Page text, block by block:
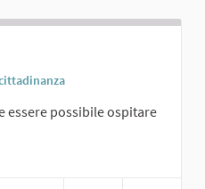
essere possibile ospitare